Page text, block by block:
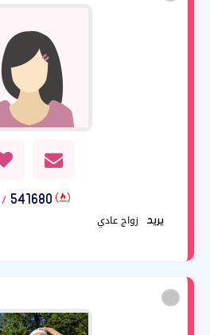
541680
/ 25
يريد
زواج عادي